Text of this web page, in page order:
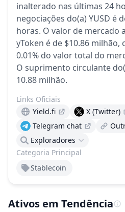
inalterado nas últimas 24
negociações do(a) YUSD é
horas. O valor de mercado
yToken é de $10.86
0.01% do valor total do
O suprimento circulante
10.88 milhão.
Categoria Principal
Stablecoin
Links Oficiais
Yield.fi
X (Twitter)
Telegram chat
Exploradores
Ativos em Tendência